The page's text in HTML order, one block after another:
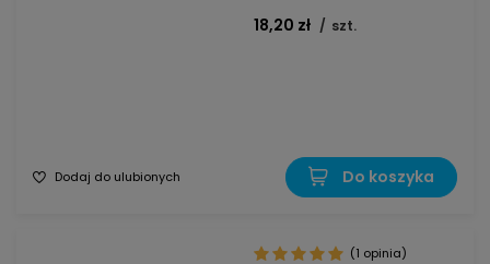
18,20 zł / szt.
Dodaj do ulubionych Do koszyka
(1 opinia)